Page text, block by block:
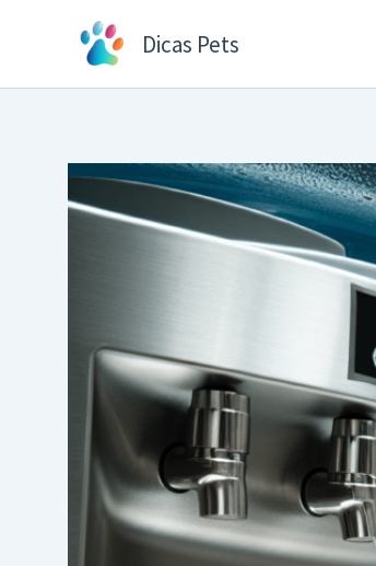
o
Dicas Pets